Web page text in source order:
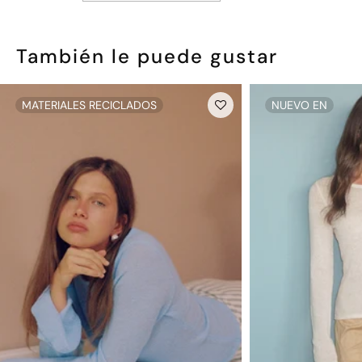
También le puede gustar
MATERIALES RECICLADOS NUEVO EN